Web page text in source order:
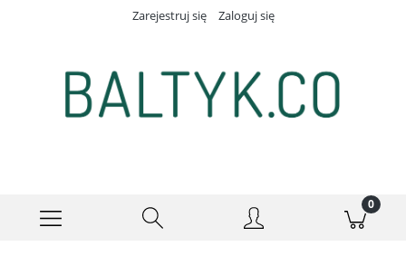
Zarejestruj się Zaloguj się